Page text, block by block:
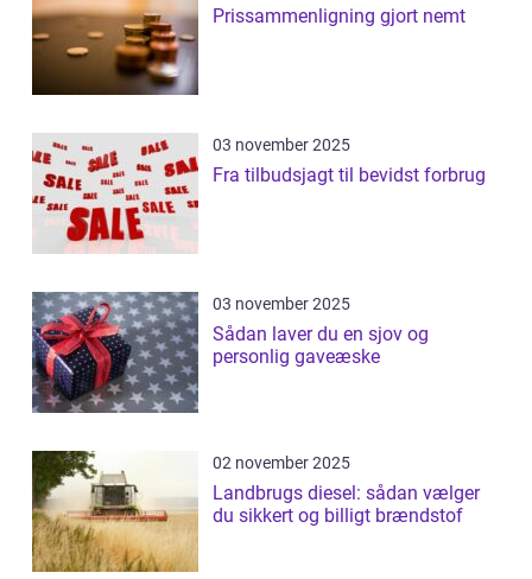
Prissammenligning gjort nemt
03 november 2025
Fra tilbudsjagt til bevidst forbrug
03 november 2025
Sådan laver du en sjov og
personlig gaveæske
02 november 2025
Landbrugs diesel: sådan vælger
du sikkert og billigt brændstof